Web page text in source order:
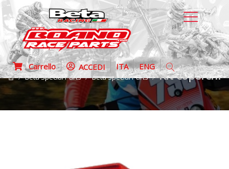
Carrello ACCEDI ITA ENG
Beta Special Parts Beta Special Parts Kit coperchi